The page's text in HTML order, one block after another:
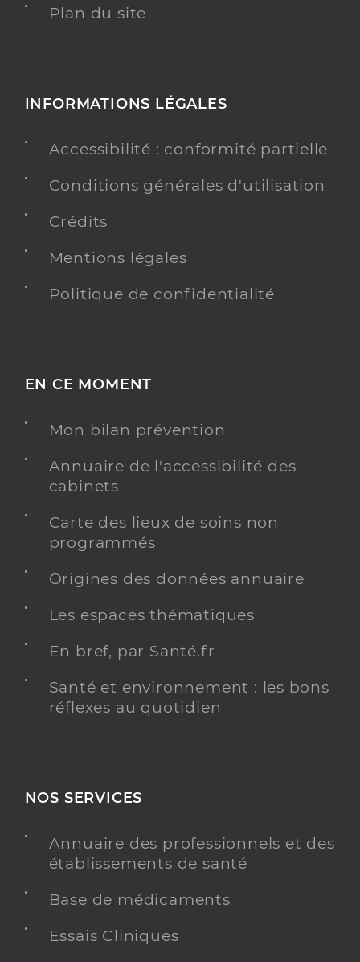
Plan du site
INFORMATIONS LÉGALES
Accessibilité : conformité partielle
Conditions générales d'utilisation
Crédits
Mentions légales
Politique de confidentialité
EN CE MOMENT
Mon bilan prévention
Annuaire de l'accessibilité des
cabinets
Carte des lieux de soins non
programmés
Origines des données annuaire
Les espaces thématiques
En bref, par Santé.fr
Santé et environnement : les bons
réflexes au quotidien
NOS SERVICES
Annuaire des professionnels et des
établissements de santé
Base de médicaments
Essais Cliniques